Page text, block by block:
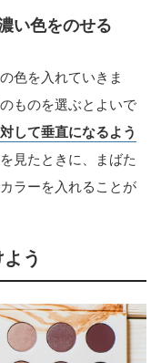
い色をのせる
色を入れていきま
ものを選ぶとよいで
して垂直になるよう
見たときに、まばた
ラーを入れることが
う